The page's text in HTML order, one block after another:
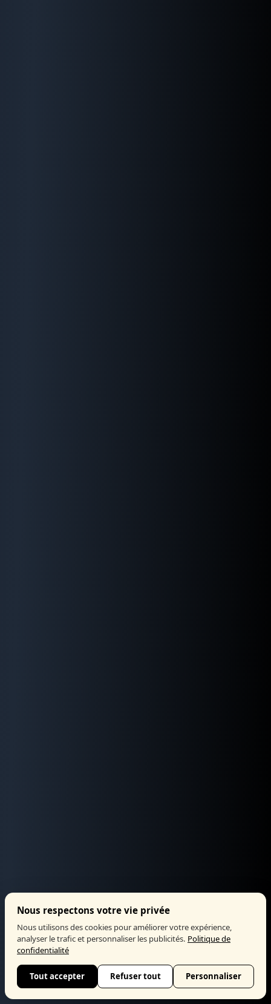
Nous respectons votre vie privée
Nous utilisons des cookies pour améliorer votre expérience,
analyser le trafic et personnaliser les publicités. Politique de
confidentialité
Tout accepter Refuser tout Personnaliser